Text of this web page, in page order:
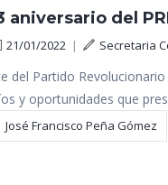
aniversario del
21/01/2022 | Secretaria
del Partido
y oportunidades que
José Francisco Peña Gómez